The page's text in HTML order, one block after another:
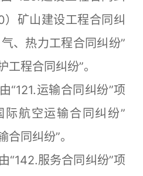
）矿山建设工程合同纠
、热力工程合同纠纷”
工程合同纠纷”。
运输合同纠纷”项
际航空运输合同纠纷”
合同纠纷”。
服务合同纠纷”项